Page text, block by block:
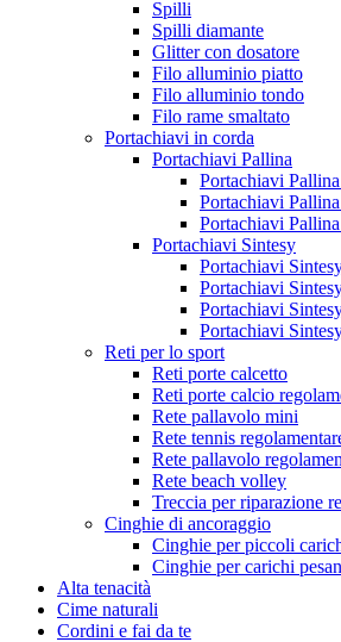
Spilli
Spilli diamante
Glitter con dosatore
Filo alluminio piatto
Filo alluminio tondo
Filo rame smaltato
Portachiavi in corda
Portachiavi Pallina
Portachiavi
Portachiavi
Portachiavi
Portachiavi Sintesy
Portachiavi
Portachiavi
Portachiavi
Portachiavi
Reti per lo sport
Reti porte calcetto
Reti porte calcio
Rete pallavolo mini
Rete tennis
Rete pallavolo
Rete beach volley
Treccia per riparazione
Cinghie di ancoraggio
Cinghie per piccoli
Cinghie per carichi
Alta tenacità
Cime naturali
Cordini e fai da te